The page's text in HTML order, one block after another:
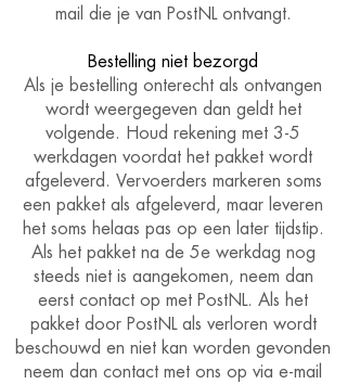
mail die je van PostNL ontvangt.
Bestelling niet bezorgd
Als je bestelling onterecht als ontvangen
wordt weergegeven dan geldt het
volgende.​ Houd rekening met 3-5
werkdagen voordat het pakket wordt
afgeleverd. Vervoerders markeren soms
een pakket als afgeleverd, maar leveren
het soms helaas pas op een later tijdstip.
Als het pakket na de 5e werkdag nog
steeds niet is aangekomen, neem dan
eerst contact op met PostNL. Als het
pakket door PostNL als verloren wordt
beschouwd en niet kan worden gevonden
neem dan contact met ons op via e-mail